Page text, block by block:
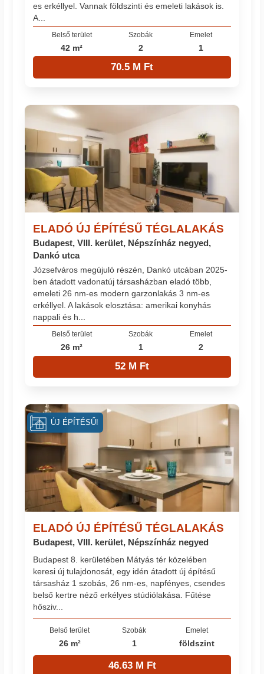
es erkéllyel. Vannak földszinti és emeleti lakások is.
A...
Belső terület
42 m²
Szobák
2
Emelet
1
70.5 M Ft
ELADÓ ÚJ ÉPÍTÉSŰ TÉGLALAKÁS
Budapest, VIII. kerület, Népszínház negyed,
Dankó utca
Józsefváros megújuló részén, Dankó utcában 2025-
ben átadott vadonatúj társasházban eladó több,
emeleti 26 nm-es modern garzonlakás 3 nm-es
erkéllyel. A lakások elosztása: amerikai konyhás
nappali és h...
Belső terület
26 m²
Szobák
1
Emelet
2
52 M Ft
ELADÓ ÚJ ÉPÍTÉSŰ TÉGLALAKÁS
Budapest, VIII. kerület, Népszínház negyed
Budapest 8. kerületében Mátyás tér közelében
keresi új tulajdonosát, egy idén átadott új építésű
társasház 1 szobás, 26 nm-es, napfényes, csendes
belső kertre néző erkélyes stúdiólakása. Fűtése
hősziv...
Belső terület
26 m²
Szobák
1
Emelet
földszint
46.63 M Ft
ÚJ ÉPÍTÉSŰ!